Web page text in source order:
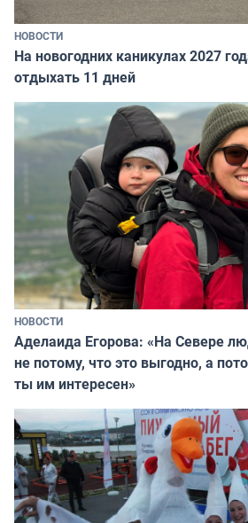
НОВОСТИ
На новогодних каникулах 2027
отдыхать 11 дней
НОВОСТИ
Аделаида Егорова: «На Севере
не потому, что это выгодно, а
ты им интересен»